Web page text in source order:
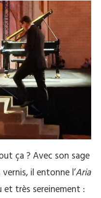
ça ? Avec son sage
il entonne l’Aria
très sereinement :